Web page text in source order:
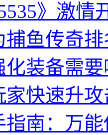
》激
捕鱼传奇
化装备需
家快速升
指南：万